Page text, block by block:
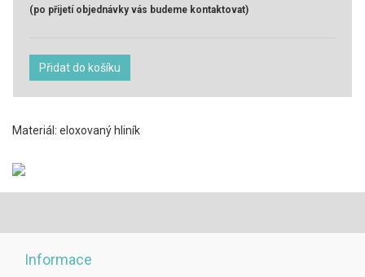
(po přijetí objednávky vás budeme kontaktovat)
Přidat do košíku
Materiál: eloxovaný hliník
Informace